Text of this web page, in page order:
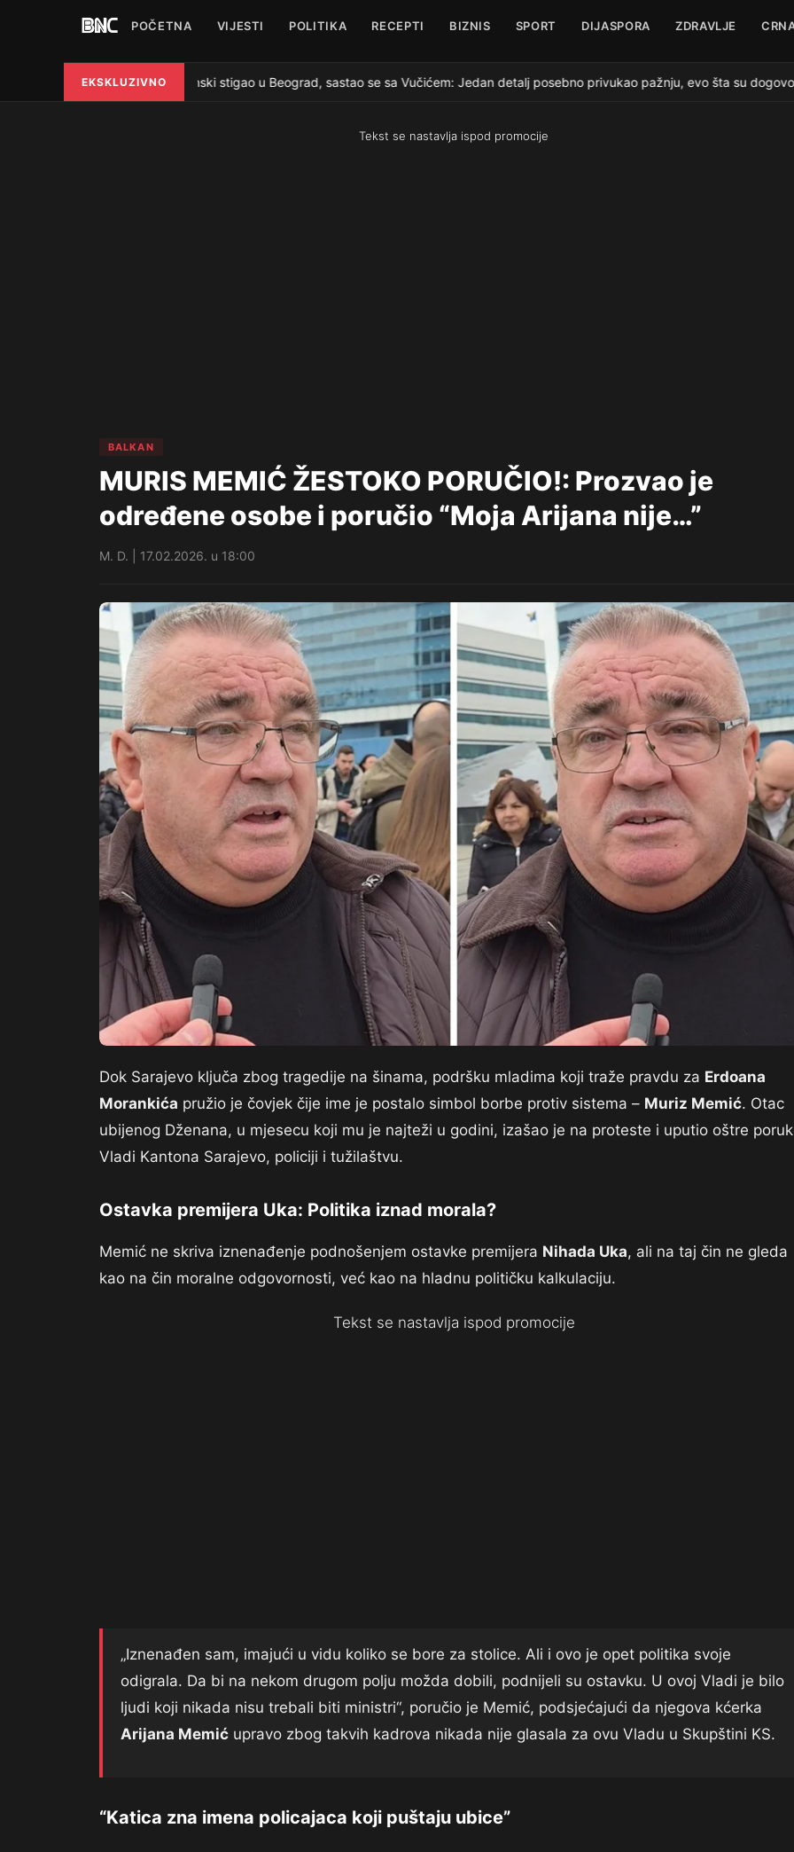
POČETNA VIJESTI POLITIKA RECEPTI BIZNIS SPORT DIJASPORA ZDRAVLJE
EKSKLUZIVNO
● Zelenski stigao u Beograd, sastao se sa Vučićem: Jedan detalj posebno privukao pažnju, evo šta su
Tekst se nastavlja ispod promocije
BALKAN
MURIS MEMIĆ ŽESTOKO PORUČIO!: Prozvao je
određene osobe i poručio “Moja Arijana nije…”
M. D. | 17.02.2026. u 18:00
Dok Sarajevo ključa zbog tragedije na šinama, podršku mladima koji traže pravdu za Erdoana
Morankića pružio je čovjek čije ime je postalo simbol borbe protiv sistema – Muriz Memić. Otac
ubijenog Dženana, u mjesecu koji mu je najteži u godini, izašao je na proteste i uputio oštre
Vladi Kantona Sarajevo, policiji i tužilaštvu.
Ostavka premijera Uka: Politika iznad morala?
Memić ne skriva iznenađenje podnošenjem ostavke premijera Nihada Uka, ali na taj čin ne gleda
kao na čin moralne odgovornosti, već kao na hladnu političku kalkulaciju.
Tekst se nastavlja ispod promocije
„Iznenađen sam, imajući u vidu koliko se bore za stolice. Ali i ovo je opet politika svoje
odigrala. Da bi na nekom drugom polju možda dobili, podnijeli su ostavku. U ovoj Vladi je bilo
ljudi koji nikada nisu trebali biti ministri“, poručio je Memić, podsjećajući da njegova kćerka
Arijana Memić upravo zbog takvih kadrova nikada nije glasala za ovu Vladu u Skupštini KS.
“Katica zna imena policajaca koji puštaju ubice”